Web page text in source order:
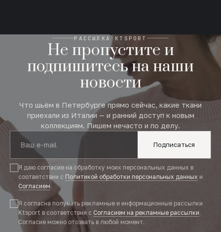
РАССЫЛКА KTSPORT
Не пропустите и
подпишитесь на наши
новости
Что шьём в Петербурге прямо сейчас, какие ткани
приехали из Италии — и ранний доступ к новым
коллекциям. Пишем нечасто и по делу.
Подписаться
Я даю согласие на обработку моих персональных данных в
соответствии с Политикой обработки персональных данных и
Согласием.
Я согласна получать рекламные и информационные рассылки
Ktsport в соответствии с Согласием на рекламные рассылки.
Согласие можно отозвать в любой момент.